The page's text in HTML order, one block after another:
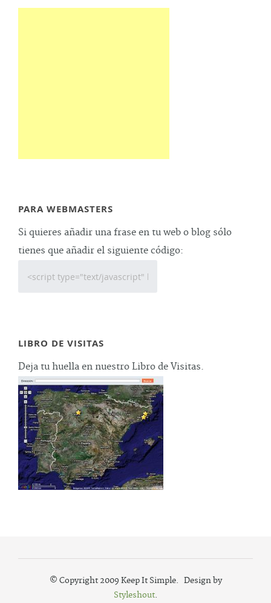
PARA WEBMASTERS
Si quieres añadir una frase en tu web o blog sólo
tienes que añadir el siguiente código:
LIBRO DE VISITAS
Deja tu huella en nuestro Libro de Visitas.
© Copyright 2009 Keep It Simple. Design by
Styleshout.